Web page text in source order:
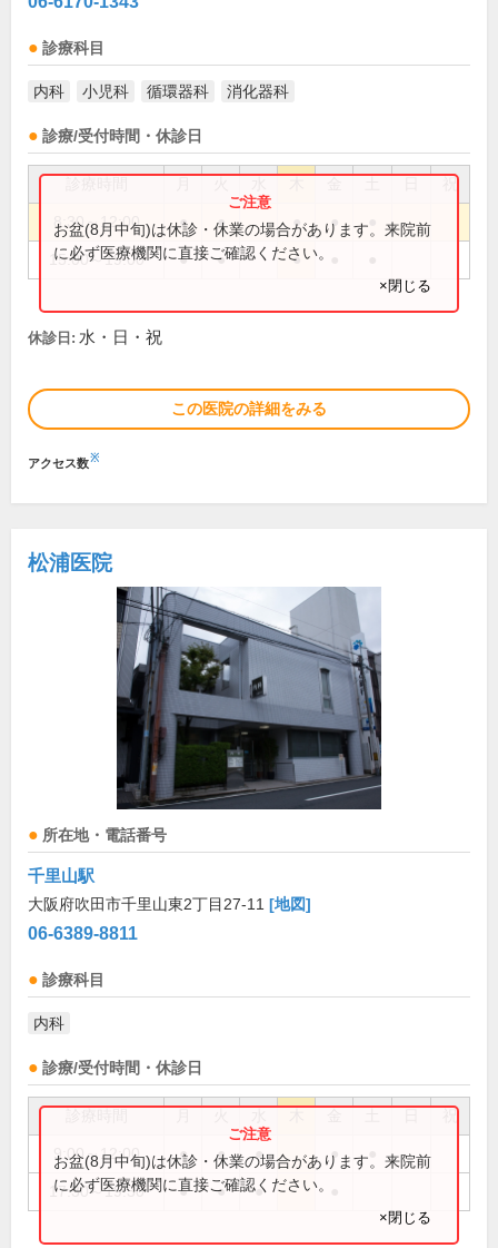
診療科目
内科 小児科 循環器科 消化器科
診療/受付時間・休診日
祝
8:30～12:00 ● ● ● ●
15:00～19:00 ● ● ●
お盆(8月中旬)は休診・休業の場合があります。来院前
に必ず医療機関に直接ご確認ください。
×閉じる
休診日: 水・日・祝
この医院の詳細をみる
アクセス数※
松浦医院
所在地・電話番号
千里山駅
大阪府吹田市千里山東2丁目27-11 [地図]
06-6389-8811
診療科目
内科
診療/受付時間・休診日
祝
9:00～12:00 ● ● ● ●
17:30～19:30 ● ● ●
お盆(8月中旬)は休診・休業の場合があります。来院前
に必ず医療機関に直接ご確認ください。
×閉じる